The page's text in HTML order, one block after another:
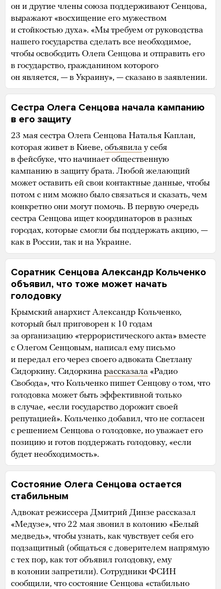
он и другие члены союза поддерживают Сенцова,
выражают «восхищение его мужеством
и стойкостью духа». «Мы требуем от руководства
нашего государства сделать все необходимое,
чтобы освободить Олега Сенцова и отправить его
в государство, гражданином которого
он является, — в Украину», — сказано в заявлении.
Сестра Олега Сенцова начала кампанию
в его защиту
23 мая сестра Олега Сенцова Наталья Каплан,
которая живет в Киеве, объявила у себя
в фейсбуке, что начинает общественную
кампанию в защиту брата. Любой желающий
может оставить ей свои контактные данные, чтобы
потом с ним можно было связаться и сказать, чем
конкретно они могут помочь. В первую очередь
сестра Сенцова ищет координаторов в разных
городах, которые смогли бы поддержать акцию, —
как в России, так и на Украине.
Соратник Сенцова Александр Кольченко
объявил, что тоже может начать
голодовку
Крымский анархист Александр Кольченко,
который был приговорен к 10 годам
за организацию «террористического акта» вместе
с Олегом Сенцовым, написал ему письмо
и передал его через своего адвоката Светлану
Сидоркину. Сидоркина рассказала «Радио
Свобода», что Кольченко пишет Сенцову о том, что
голодовка может быть эффективной только
в случае, «если государство дорожит своей
репутацией». Кольченко добавил, что не согласен
с решением Сенцова о голодовке, но уважает его
позицию и готов поддержать голодовку, «если
будет необходимость».
Состояние Олега Сенцова остается
стабильным
Адвокат режиссера Дмитрий Динзе рассказал
«Медузе», что 22 мая звонил в колонию «Белый
медведь», чтобы узнать, как чувствует себя его
подзащитный (общаться с доверителем напрямую
с тех пор, как тот объявил голодовку, ему
в колонии запретили). Сотрудники ФСИН
сообщили, что состояние Сенцова «стабильно